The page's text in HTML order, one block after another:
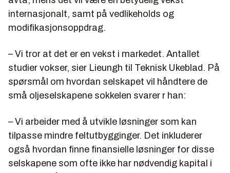
internasjonalt, samt på vedlikeholds og
modifikasjonsoppdrag.
– Vi tror at det er en vekst i markedet. Antallet
studier vokser, sier Lieungh til Teknisk Ukeblad. På
spørsmål om hvordan selskapet vil håndtere de
små oljeselskapene sokkelen svarer r han:
– Vi arbeider med å utvikle løsninger som kan
tilpasse mindre feltutbygginger. Det inkluderer
også hvordan finne finansielle løsninger for disse
selskapene som ofte ikke har nødvendig kapital i